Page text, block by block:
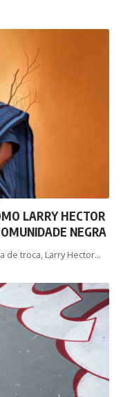
LARRY HECTOR
NEGRA
de troca, Larry Hector…